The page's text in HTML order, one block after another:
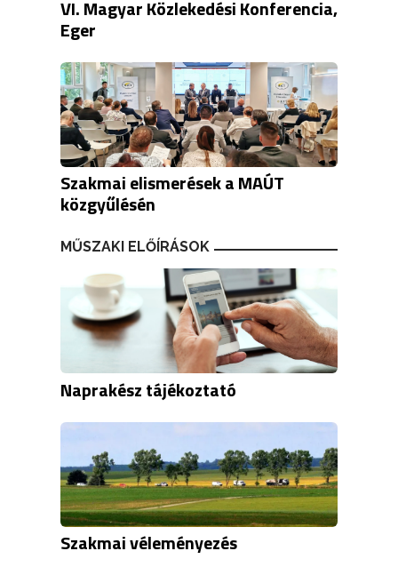
VI. Magyar Közlekedési Konferencia,
Eger
Szakmai elismerések a MAÚT
közgyűlésén
MŰSZAKI ELŐÍRÁSOK
Naprakész tájékoztató
Szakmai véleményezés